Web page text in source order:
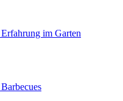
Erfahrung im Garten
Barbecues